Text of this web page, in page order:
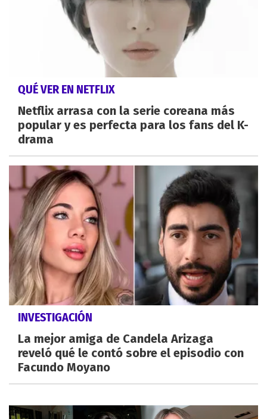
QUÉ VER EN NETFLIX
Netflix arrasa con la serie coreana más
popular y es perfecta para los fans del K-
drama
INVESTIGACIÓN
La mejor amiga de Candela Arizaga
reveló qué le contó sobre el episodio con
Facundo Moyano